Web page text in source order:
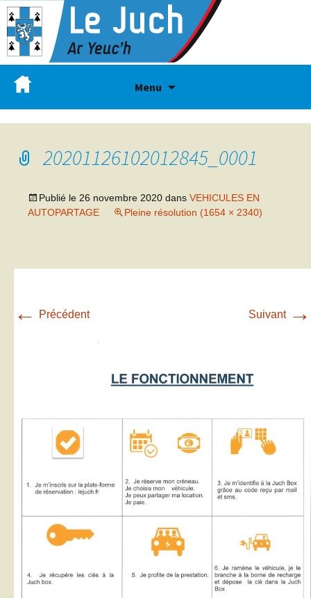
Menu
20201126102012845_0001
Publié le 26 novembre 2020 dans VEHICULES EN
AUTOPARTAGE
Pleine résolution (1654 × 2340)
← Précédent Suivant →